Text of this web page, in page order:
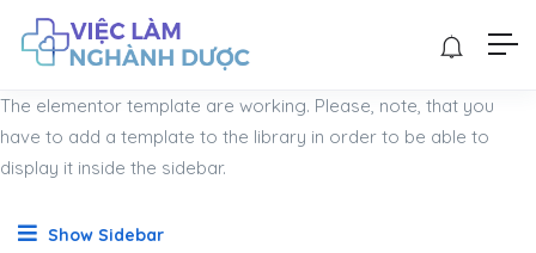
The elementor template are working. Please, note, that you
have to add a template to the library in order to be able to
display it inside the sidebar.
Show Sidebar